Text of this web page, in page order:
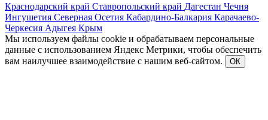
Краснодарский край Ставропольский край Дагестан Чечня
Ингушетия Северная Осетия Кабардино-Балкария Карачаево-
Черкесия Адыгея Крым
Мы используем файлы cookie и обрабатываем персональные
данные с использованием Яндекс Метрики, чтобы обеспечить
вам наилучшее взаимодействие с нашим веб-сайтом.
ОК